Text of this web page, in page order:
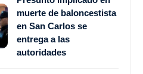
muerte de baloncestista
en San Carlos se
entrega a las
autoridades